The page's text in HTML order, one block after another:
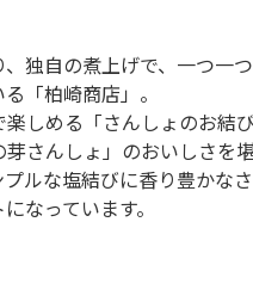
独自の煮上げで、一つ一
「柏崎商店」。
しめる「さんしょのお結
さんしょ」のおいしさを
ルな塩結びに香り豊かな
なっています。